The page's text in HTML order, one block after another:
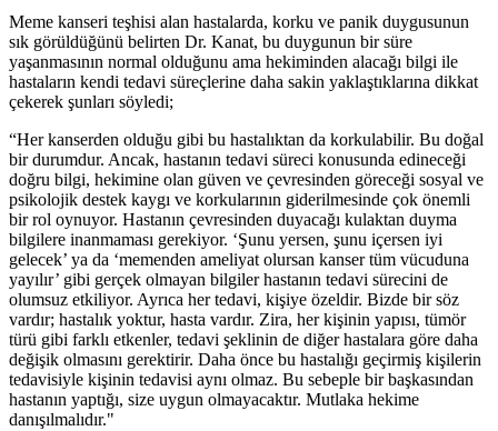
Meme kanseri teşhisi alan hastalarda, korku ve panik duygusunun
sık görüldüğünü belirten Dr. Kanat, bu duygunun bir süre
yaşanmasının normal olduğunu ama hekiminden alacağı bilgi ile
hastaların kendi tedavi süreçlerine daha sakin yaklaştıklarına dikkat
çekerek şunları söyledi;
“Her kanserden olduğu gibi bu hastalıktan da korkulabilir. Bu doğal
bir durumdur. Ancak, hastanın tedavi süreci konusunda edineceği
doğru bilgi, hekimine olan güven ve çevresinden göreceği sosyal ve
psikolojik destek kaygı ve korkularının giderilmesinde çok önemli
bir rol oynuyor. Hastanın çevresinden duyacağı kulaktan duyma
bilgilere inanmaması gerekiyor. ‘Şunu yersen, şunu içersen iyi
gelecek’ ya da ‘memenden ameliyat olursan kanser tüm vücuduna
yayılır’ gibi gerçek olmayan bilgiler hastanın tedavi sürecini de
olumsuz etkiliyor. Ayrıca her tedavi, kişiye özeldir. Bizde bir söz
vardır; hastalık yoktur, hasta vardır. Zira, her kişinin yapısı, tümör
türü gibi farklı etkenler, tedavi şeklinin de diğer hastalara göre daha
değişik olmasını gerektirir. Daha önce bu hastalığı geçirmiş kişilerin
tedavisiyle kişinin tedavisi aynı olmaz. Bu sebeple bir başkasından
hastanın yaptığı, size uygun olmayacaktır. Mutlaka hekime
danışılmalıdır."